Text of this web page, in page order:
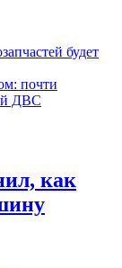
будет
почти
ДВС
как